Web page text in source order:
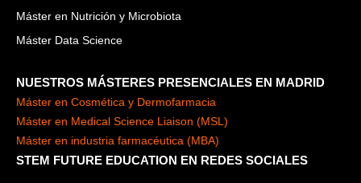
Máster en Nutrición y Microbiota
Máster Data Science
NUESTROS MÁSTERES PRESENCIALES EN MADRID
Máster en Cosmética y Dermofarmacia
Máster en Medical Science Liaison (MSL)
Máster en industria farmacéutica (MBA)
STEM FUTURE EDUCATION EN REDES SOCIALES